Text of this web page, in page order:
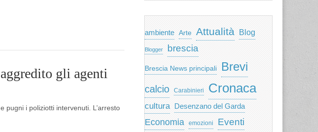
gli agenti
pugni i poliziotti intervenuti. L’arresto
ambiente Arte Attualità Blog
Blogger brescia
Brescia News principali Brevi
calcio Carabinieri Cronaca
cultura Desenzano del Garda
Economia emozioni Eventi